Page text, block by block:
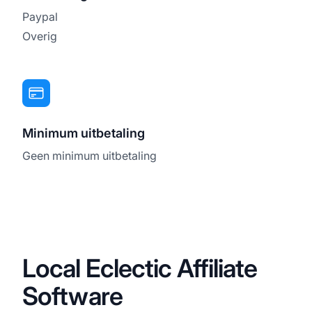
Paypal
Overig
Minimum uitbetaling
Geen minimum uitbetaling
Local Eclectic Affiliate
Software